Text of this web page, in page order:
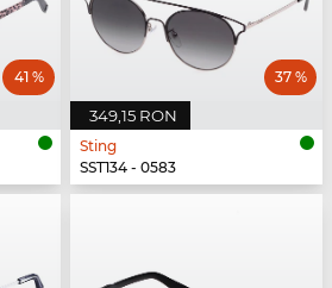
41 %
349,15 RON
37 %
Sting
SST134 - 0583